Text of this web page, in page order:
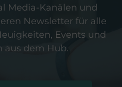
Media-Kanälen und
Newsletter für alle
Events und
aus dem Hub.